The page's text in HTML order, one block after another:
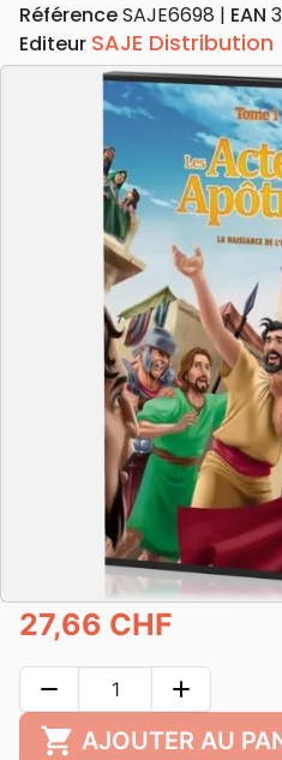
RéférenceSAJE6698 EAN
Editeur SAJE Distribution
27,66 CHF
remove add
shopping_cart AJOUTER AU